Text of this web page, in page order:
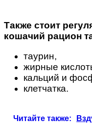
Также стоит
кошачий рацион
таурин,
жирные
кальций и
клетчатка.
Читайте также: